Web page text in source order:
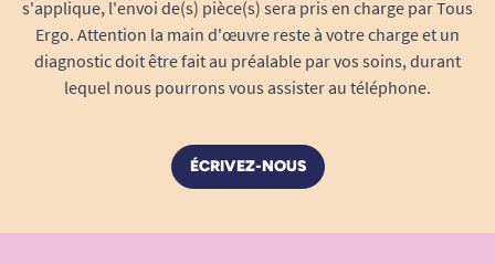
s'applique, l'envoi de(s) pièce(s) sera pris en charge par Tous
Ergo. Attention la main d'œuvre reste à votre charge et un
diagnostic doit être fait au préalable par vos soins, durant
lequel nous pourrons vous assister au téléphone.
ÉCRIVEZ-NOUS